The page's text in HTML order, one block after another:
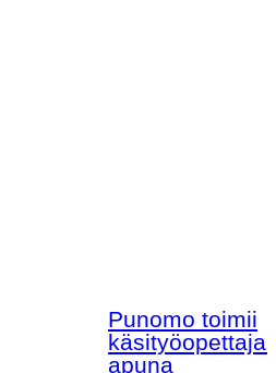
Punomo toimii
apuna